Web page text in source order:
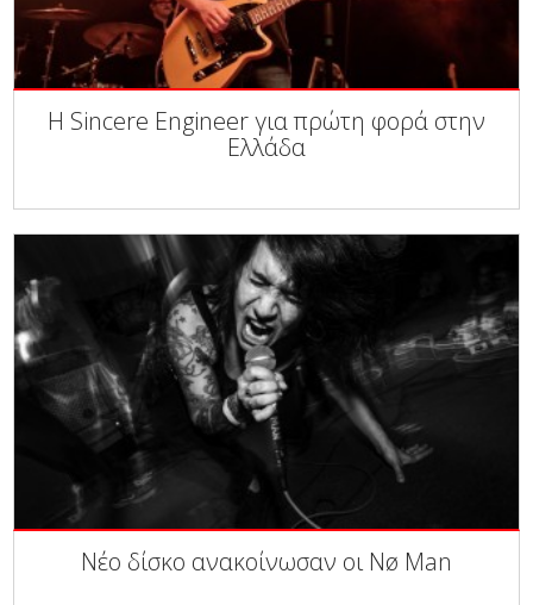
Η Sincere Engineer για πρώτη φορά στην
Ελλάδα
Νέο δίσκο ανακοίνωσαν οι Nø Man